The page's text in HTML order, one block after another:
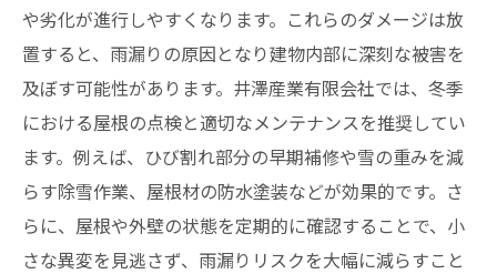
や劣化が進行しやすくなります。これらのダメージは放
置すると、雨漏りの原因となり建物内部に深刻な被害を
及ぼす可能性があります。井澤産業有限会社では、冬季
における屋根の点検と適切なメンテナンスを推奨してい
ます。例えば、ひび割れ部分の早期補修や雪の重みを減
らす除雪作業、屋根材の防水塗装などが効果的です。さ
らに、屋根や外壁の状態を定期的に確認することで、小
さな異変を見逃さず、雨漏りリスクを大幅に減らすこと